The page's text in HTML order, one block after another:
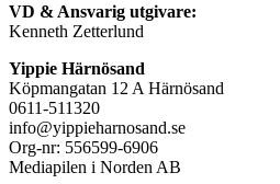
VD & Ansvarig utgivare:
Kenneth Zetterlund
Yippie Härnösand
Köpmangatan 12 A Härnösand
0611-511320
info@yippieharnosand.se
Org-nr: 556599-6906
Mediapilen i Norden AB